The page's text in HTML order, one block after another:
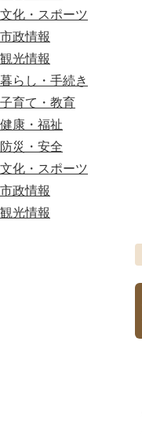
文化・スポーツ
市政情報
観光情報
暮らし・手続き
子育て・教育
健康・福祉
防災・安全
文化・スポーツ
市政情報
観光情報